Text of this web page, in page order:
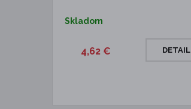
Skladom
4,62 € DETAIL